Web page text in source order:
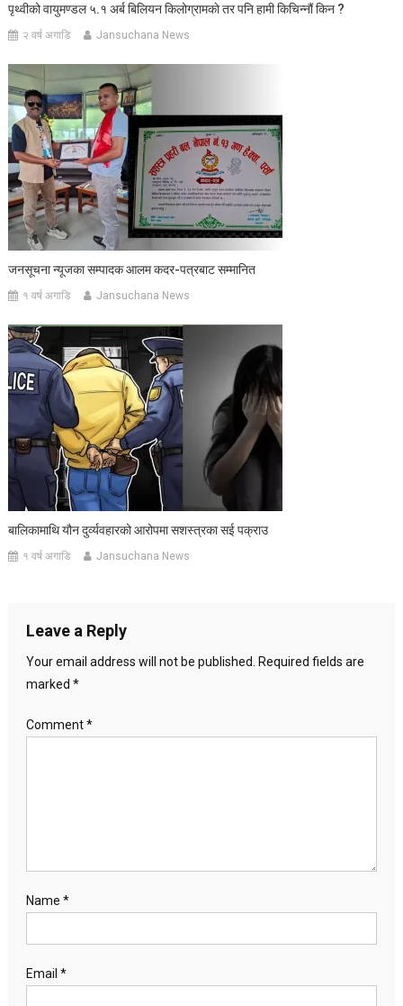
पृथ्वीको वायुमण्डल ५.१ अर्ब बिलियन किलोग्रामकाे तर पनि हामी किचिन्नौं किन ?
२ वर्ष अगाडि Jansuchana News
जनसूचना न्यूजका सम्पादक आलम कदर-पत्रबाट सम्मानित
१ वर्ष अगाडि Jansuchana News
बालिकामाथि यौन दुर्व्यवहारको आरोपमा सशस्त्रका सई पक्राउ
१ वर्ष अगाडि Jansuchana News
Leave a Reply
Your email address will not be published. Required fields are
marked *
Comment*
Name *
Email *